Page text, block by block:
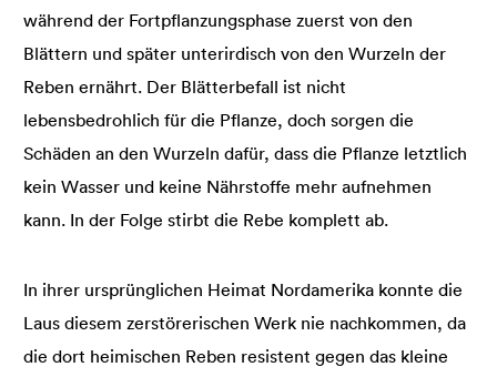
während der Fortpflanzungsphase zuerst von den
Blättern und später unterirdisch von den Wurzeln der
Reben ernährt. Der Blätterbefall ist nicht
lebensbedrohlich für die Pflanze, doch sorgen die
Schäden an den Wurzeln dafür, dass die Pflanze letztlich
kein Wasser und keine Nährstoffe mehr aufnehmen
kann. In der Folge stirbt die Rebe komplett ab.
In ihrer ursprünglichen Heimat Nordamerika konnte die
Laus diesem zerstörerischen Werk nie nachkommen, da
die dort heimischen Reben resistent gegen das kleine